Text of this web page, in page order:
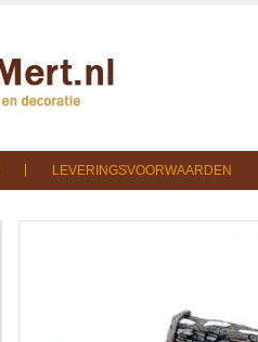
LEVERINGSVOORWAARDEN